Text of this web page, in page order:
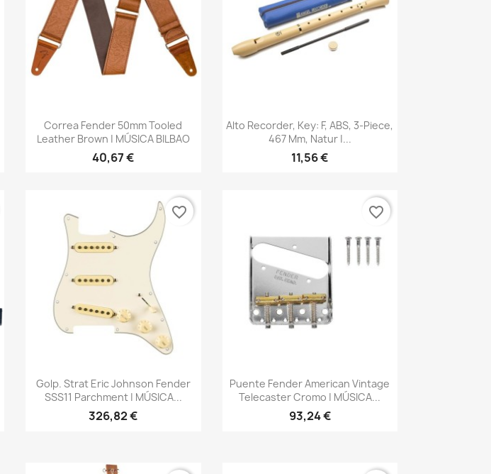
Vista rápida
Correa Fender 50mm Tooled
Leather Brown | MÚSICA BILBAO
40,67 €
Vista rápida
Alto Recorder, Key: F, ABS, 3-Piece,
467 Mm, Natur |...
11,56 €
Vista rápida
Golp. Strat Eric Johnson Fender
SSS11 Parchment | MÚSICA...
326,82 €
favorite_border
Vista rápida
Puente Fender American Vintage
Telecaster Cromo | MÚSICA...
93,24 €
favorite_border